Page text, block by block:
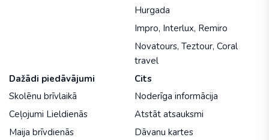
Hurgada
Impro, Interlux, Remiro
Novatours, Teztour, Coral
travel
Dažādi piedāvājumi
Skolēnu brīvlaikā
Ceļojumi Lieldienās
Maija brīvdienās
Cits
Noderīga informācija
Atstāt atsauksmi
Dāvanu kartes